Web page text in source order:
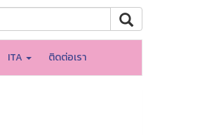
ITA ติดต่อเรา